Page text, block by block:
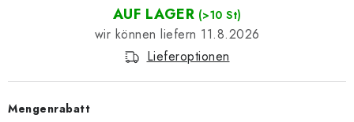
AUF LAGER (>10 St)
11.8.2026
Lieferoptionen
Mengenrabatt